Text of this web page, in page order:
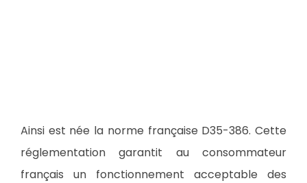
Ainsi est née la norme française D35-386. Cette
réglementation garantit au consommateur
français un fonctionnement acceptable des